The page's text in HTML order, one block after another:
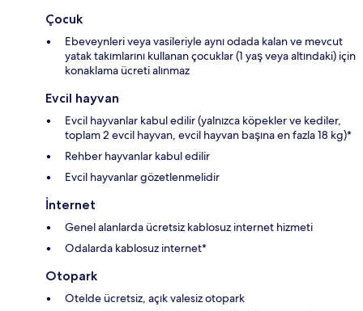
Çocuk
Ebeveynleri veya vasileriyle aynı odada kalan ve mevcut
yatak takımlarını kullanan çocuklar (1 yaş veya altındaki) için
konaklama ücreti alınmaz
Evcil hayvan
Evcil hayvanlar kabul edilir (yalnızca köpekler ve kediler,
toplam 2 evcil hayvan, evcil hayvan başına en fazla 18 kg)*
Rehber hayvanlar kabul edilir
Evcil hayvanlar gözetlenmelidir
İnternet
Genel alanlarda ücretsiz kablosuz internet hizmeti
Odalarda kablosuz internet*
Otopark
Otelde ücretsiz, açık valesiz otopark